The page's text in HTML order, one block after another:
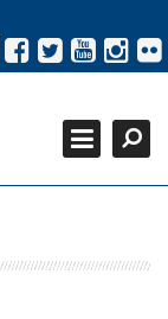
Facebook
Twitter